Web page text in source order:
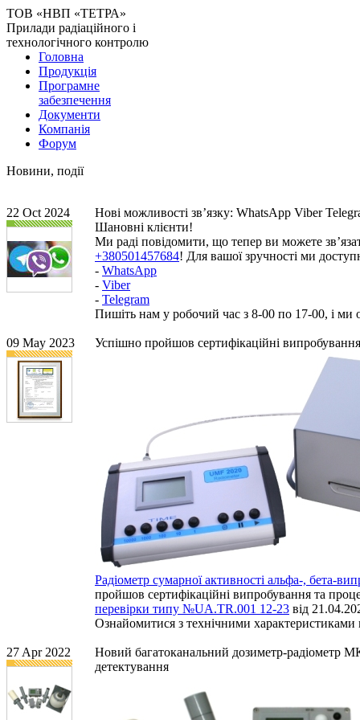
ТОВ «НВП «ТЕТРА»
Прилади радіаційного і
технологічного контролю
Головна
Продукція
Програмне
забезпечення
Документи
Компанія
Форум
Новини, події
22 Oct 2024
Нові можливості звʼязку: WhatsApp Viber
Шановні клієнти!
Ми раді повідомити, що тепер ви можете
+380501457684! Для вашої зручності ми
- WhatsApp
- Viber
- Telegram
Пишіть нам у робочий час з 8-00 по 17-00, і ми
09 May 2023 Успішно пройшов сертифікаційні
Радіометр сумарної активності альфа-, бета-
пройшов сертифікаційні випробування та
перевірки типу №UA.TR.001 12-23 від
Ознайомитися з технічними
27 Apr 2022
Новий багатоканальний дозиметр-радіометр
детектування